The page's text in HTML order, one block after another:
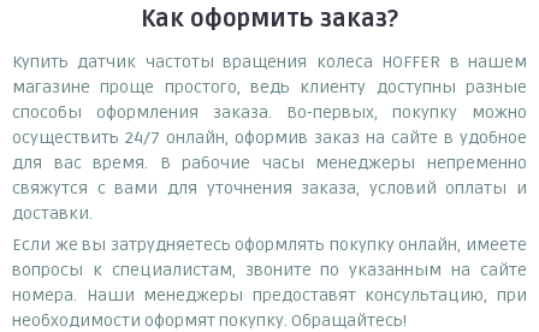
Как оформить заказ?
Купить датчик частоты вращения колеса HOFFER в нашем
магазине проще простого, ведь клиенту доступны разные
способы оформления заказа. Во-первых, покупку можно
осуществить 24/7 онлайн, оформив заказ на сайте в удобное
для вас время. В рабочие часы менеджеры непременно
свяжутся с вами для уточнения заказа, условий оплаты и
доставки.
Если же вы затрудняетесь оформлять покупку онлайн, имеете
вопросы к специалистам, звоните по указанным на сайте
номера. Наши менеджеры предоставят консультацию, при
необходимости оформят покупку. Обращайтесь!